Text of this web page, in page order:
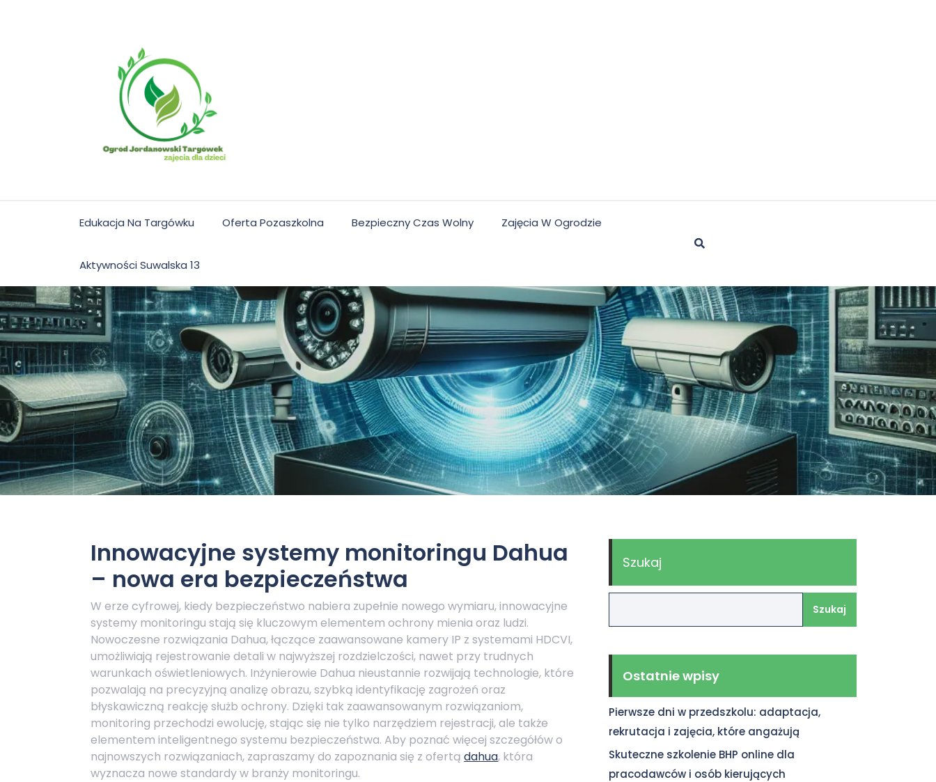
Edukacja Na Targówku Oferta Pozaszkolna Bezpieczny Czas Wolny Zajęcia W Ogrodzie
Aktywności Suwalska 13
Innowacyjne systemy monitoringu Dahua
– nowa era bezpieczeństwa
W erze cyfrowej, kiedy bezpieczeństwo nabiera zupełnie nowego wymiaru, innowacyjne
systemy monitoringu stają się kluczowym elementem ochrony mienia oraz ludzi.
Nowoczesne rozwiązania Dahua, łączące zaawansowane kamery IP z systemami HDCVI,
umożliwiają rejestrowanie detali w najwyższej rozdzielczości, nawet przy trudnych
warunkach oświetleniowych. Inżynierowie Dahua nieustannie rozwijają technologie, które
pozwalają na precyzyjną analizę obrazu, szybką identyfikację zagrożeń oraz
błyskawiczną reakcję służb ochrony. Dzięki tak zaawansowanym rozwiązaniom,
monitoring przechodzi ewolucję, stając się nie tylko narzędziem rejestracji, ale także
elementem inteligentnego systemu bezpieczeństwa. Aby poznać więcej szczegółów o
najnowszych rozwiązaniach, zapraszamy do zapoznania się z ofertą dahua, która
wyznacza nowe standardy w branży monitoringu.
Szukaj
Szukaj
Ostatnie wpisy
Pierwsze dni w przedszkolu: adaptacja,
rekrutacja i zajęcia, które angażują
Skuteczne szkolenie BHP online dla
pracodawców i osób kierujących